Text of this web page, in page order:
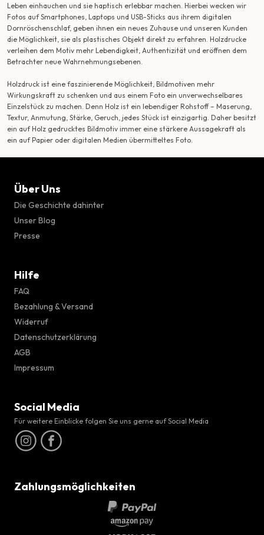
Leben einhauchen und sie haptisch erlebbar machen. Hierbei wecken wir
Fotos auf Smartphones, Laptops und USB-Sticks aus ihrem digitalen
Dornröschenschlaf, geben ihnen ein neues Zuhause und unseren Kunden
die Möglichkeit, sie als plastisches Objekt direkt zu erfahren. Holzdrucke
verleihen dem Motiv mehr Lebendigkeit, Authentizität und eröffnen dem
Betrachter neue Wahrnehmungsebenen.
Holzdruck ist eine faszinierende Möglichkeit, Bildmotiven mehr
Wirkungskraft zu schenken und aus einem Foto ein unverwechselbares
Einzelstück zu machen. Denn Holz ist ein lebendiger Rohstoff – Maserung,
Textur, Anmutung, Stärke, Geruch, jedes Stück ist einzigartig. Daher besitzt
ein auf Holz gedrucktes Bildmotiv immer eine stärkere Aussagekraft als
ein auf Papier oder digitalen Medien übermitteltes Foto.
Über Uns
Die Geschichte dahinter
Unser Blog
Presse
Hilfe
FAQ
Bezahlung & Versand
Widerruf
Datenschutzerklärung
AGB
Impressum
Social Media
Für weitere Einblicke folgen Sie uns gerne auf Social Media
Zahlungsmöglichkeiten